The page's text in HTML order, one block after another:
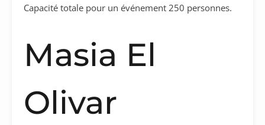
Capacité totale pour un événement 250 personnes.
Masia El
Olivar